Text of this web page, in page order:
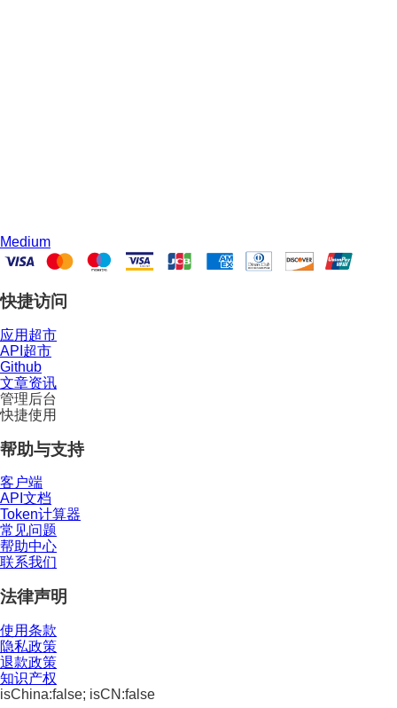
Medium
快捷访问
应用超市
API超市
Github
文章资讯
管理后台
快捷使用
帮助与支持
客户端
API文档
Token计算器
常见问题
帮助中心
联系我们
法律声明
使用条款
隐私政策
退款政策
知识产权
isChina:false; isCN:false